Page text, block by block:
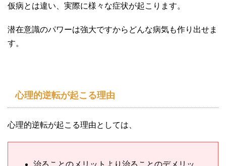
仮病とは違い、実際に様々な症状が起こります。
潜在意識のパワーは強大ですからどんな病気も作り出せま
す。
心理的逆転が起こる理由
心理的逆転が起こる理由としては、
治ることのメリットより治ることのデメリッ